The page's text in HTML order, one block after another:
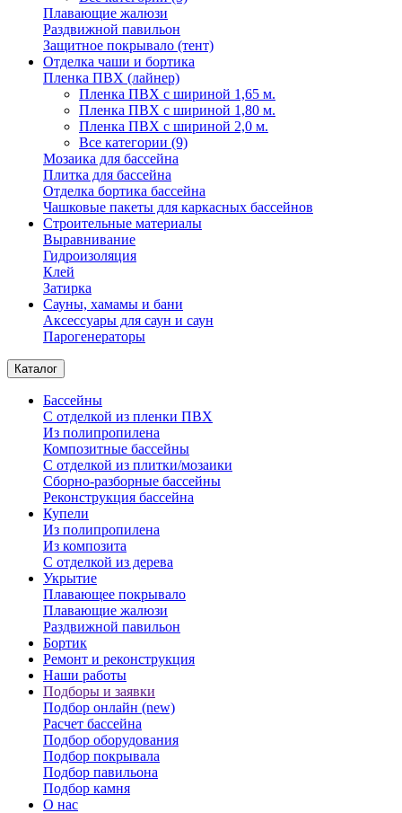
Плавающие жалюзи
Раздвижной павильон
Защитное покрывало (тент)
Отделка чаши и бортика
Пленка ПВХ (лайнер)
Пленка ПВХ с шириной 1,65 м.
Пленка ПВХ с шириной 1,80 м.
Пленка ПВХ с шириной 2,0 м.
Все категории (9)
Мозаика для бассейна
Плитка для бассейна
Отделка бортика бассейна
Чашковые пакеты для каркасных бассейнов
Строительные материалы
Выравнивание
Гидроизоляция
Клей
Затирка
Сауны, хамамы и бани
Аксессуары для саун и саун
Парогенераторы
Каталог
Бассейны
С отделкой из пленки ПВХ
Из полипропилена
Композитные бассейны
С отделкой из плитки/мозаики
Сборно-разборные бассейны
Реконструкция бассейна
Купели
Из полипропилена
Из композита
С отделкой из дерева
Укрытие
Плавающее покрывало
Плавающие жалюзи
Раздвижной павильон
Бортик
Ремонт и реконструкция
Наши работы
Подборы и заявки
Подбор онлайн (new)
Расчет бассейна
Подбор оборудования
Подбор покрывала
Подбор павильона
Подбор камня
О нас